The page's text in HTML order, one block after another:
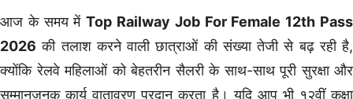
आज के समय मेंTop Railway Job For Female 12th Pass
2026 की तलाश करने वाली छात्राओं की संख्या तेजी से बढ़ रही है,
क्योंकि रेलवे महिलाओं को बेहतरीन सैलरी के साथ-साथ पूरी सुरक्षा और
सम्मानजनक कार्य वातावरण प्रदान करता है। यदि आप भी १२वीं कक्षा